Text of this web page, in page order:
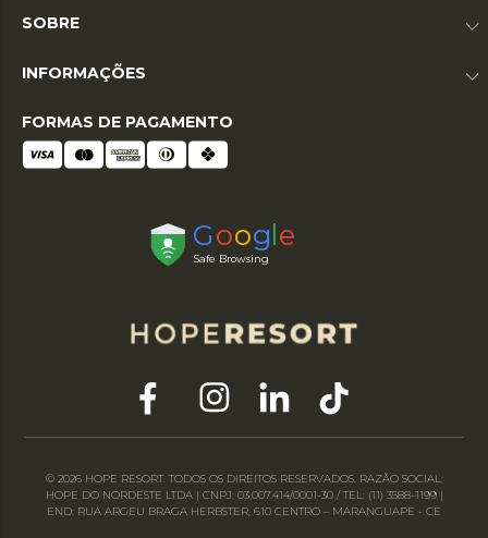
SOBRE
INFORMAÇÕES
FORMAS DE PAGAMENTO
© 2026 HOPE RESORT. TODOS OS DIREITOS RESERVADOS. RAZÃO SOCIAL:
HOPE DO NORDESTE LTDA | CNPJ: 03.007.414/0001-30 / TEL: (11) 3588-1199 |
END: RUA ARGEU BRAGA HERBSTER, 610 CENTRO – MARANGUAPE - CE